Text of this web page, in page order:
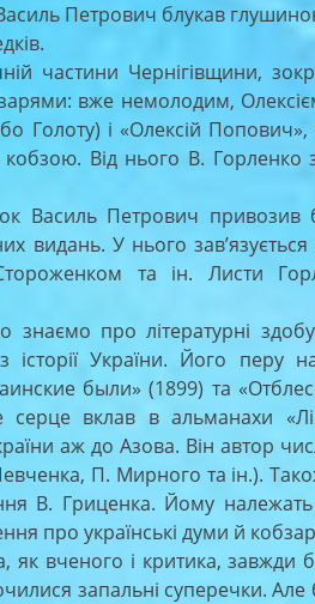
Петрович блукав
частини Чернігівщини,
вже немолодим,
Голоту) і «Олексій
Від нього В. Горленко
Петрович привозив
видань. У нього
та ін. Листи
про літературні
історії України. Його
были» (1899) та
серце вклав в альманахи
аж до Азова. Він автор
П. Мирного та ін.).
В. Гриценка. Йому належать
про українські думи й
вченого і критика, завжди
запальні суперечки.